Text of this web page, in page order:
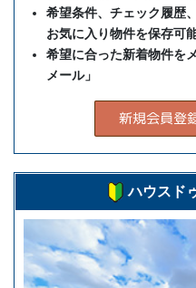
希望条件、チェック履歴、
お気に入り物件を保存可
希望に合った新着物件を
メール」
ハウスド